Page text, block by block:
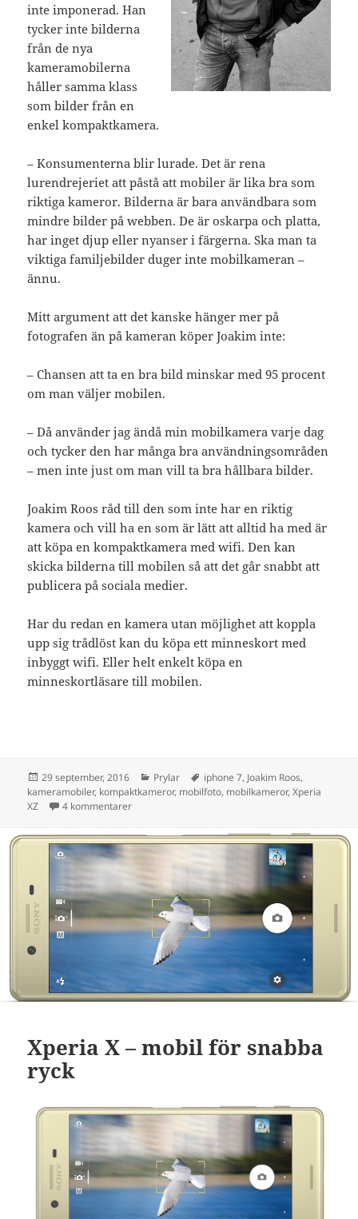
inte imponerad. Han
tycker inte bilderna
från de nya
kameramobilerna
håller samma klass
som bilder från en
enkel kompaktkamera.
– Konsumenterna blir lurade. Det är rena
lurendrejeriet att påstå att mobiler är lika bra som
riktiga kameror. Bilderna är bara användbara som
mindre bilder på webben. De är oskarpa och platta,
har inget djup eller nyanser i färgerna. Ska man ta
viktiga familjebilder duger inte mobilkameran –
ännu.
Mitt argument att det kanske hänger mer på
fotografen än på kameran köper Joakim inte:
– Chansen att ta en bra bild minskar med 95 procent
om man väljer mobilen.
– Då använder jag ändå min mobilkamera varje dag
och tycker den har många bra användningsområden
– men inte just om man vill ta bra hållbara bilder.
Joakim Roos råd till den som inte har en riktig
kamera och vill ha en som är lätt att alltid ha med är
att köpa en kompaktkamera med wifi. Den kan
skicka bilderna till mobilen så att det går snabbt att
publicera på sociala medier.
Har du redan en kamera utan möjlighet att koppla
upp sig trådlöst kan du köpa ett minneskort med
inbyggt wifi. Eller helt enkelt köpa en
minneskortläsare till mobilen.
Postat
29 september, 2016 Kategorier
Prylar Taggar
iphone 7, Joakim Roos,
kameramobiler, kompaktkameror, mobilfoto, mobilkameror,Xperia
XZ
4 kommentarertill Proffsfotografen: Konsumenterna blir lurade
Xperia X – mobil för snabba
ryck